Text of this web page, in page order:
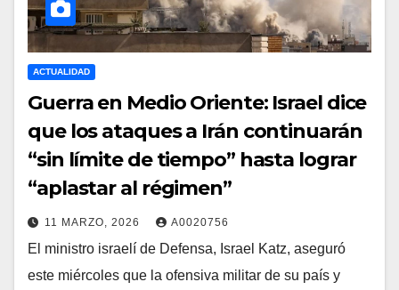
ACTUALIDAD
Guerra en Medio Oriente: Israel dice
que los ataques a Irán continuarán
“sin límite de tiempo” hasta lograr
“aplastar al régimen”
11 MARZO, 2026 A0020756
El ministro israelí de Defensa, Israel Katz, aseguró
este miércoles que la ofensiva militar de su país y